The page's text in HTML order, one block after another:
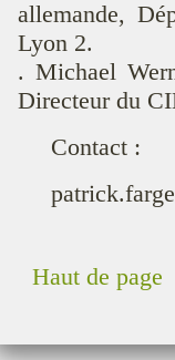
allemande,
Lyon 2.
. Michael
Directeur du
Contact :
Haut de page